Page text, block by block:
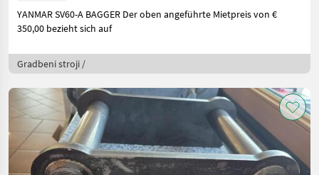
YANMAR SV60-A BAGGER Der oben angeführte Mietpreis von €
350,00 bezieht sich auf
Gradbeni stroji /